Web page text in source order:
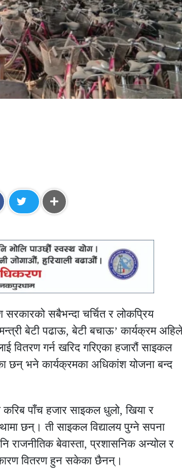
सबैभन्दा चर्चित र लोकप्रिय
बेटी पढाऊ, बेटी बचाऊ’ कार्यक्रम अहिले
वितरण गर्न खरिद गरिएका हजारौं साइकल
छन् भने कार्यक्रमका अधिकांश योजना बन्द
पाँच हजार साइकल धुलो, खिया र
छन्। ती साइकल विद्यालय पुग्ने सपना
राजनीतिक बेवास्ता, प्रशासनिक अन्योल र
कारण वितरण हुन सकेका छैनन्।